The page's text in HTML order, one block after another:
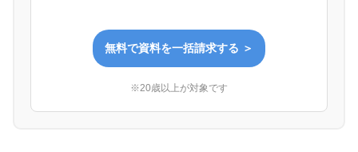
無料で資料を一括請求する ＞
※20歳以上が対象です